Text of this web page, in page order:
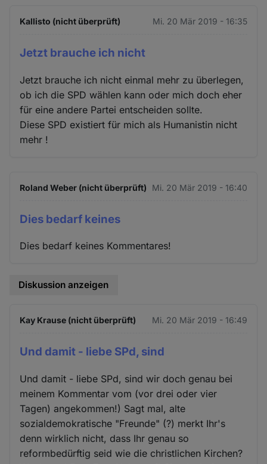
Kallisto (nicht überprüft) Mi. 20 Mär 2019 - 16:35
Jetzt brauche ich nicht
Jetzt brauche ich nicht einmal mehr zu überlegen,
ob ich die SPD wählen kann oder mich doch eher
für eine andere Partei entscheiden sollte.
Diese SPD existiert für mich als Humanistin nicht
mehr !
Roland Weber (nicht überprüft) Mi. 20 Mär 2019 - 16:40
Dies bedarf keines
Dies bedarf keines Kommentares!
Diskussion anzeigen
Kay Krause (nicht überprüft) Mi. 20 Mär 2019 - 16:49
Und damit - liebe SPd, sind
Und damit - liebe SPd, sind wir doch genau bei
meinem Kommentar vom (vor drei oder vier
Tagen) angekommen!) Sagt mal, alte
sozialdemokratische "Freunde" (?) merkt Ihr's
denn wirklich nicht, dass Ihr genau so
reformbedürftig seid wie die christlichen Kirchen?